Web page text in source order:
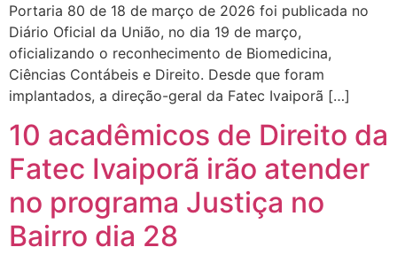
Portaria 80 de 18 de março de 2026 foi publicada no
Diário Oficial da União, no dia 19 de março,
oficializando o reconhecimento de Biomedicina,
Ciências Contábeis e Direito. Desde que foram
implantados, a direção-geral da Fatec Ivaiporã […]
10 acadêmicos de Direito da
Fatec Ivaiporã irão atender
no programa Justiça no
Bairro dia 28